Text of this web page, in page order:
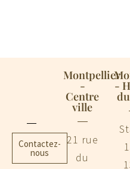
Contactez-
nous
Montpellier
-
Centre
ville
21 rue
du
-